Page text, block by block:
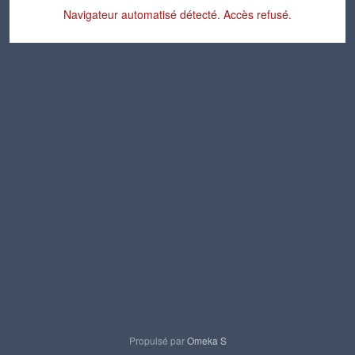
Navigateur automatisé détecté. Accès refusé.
Propulsé parOmeka S